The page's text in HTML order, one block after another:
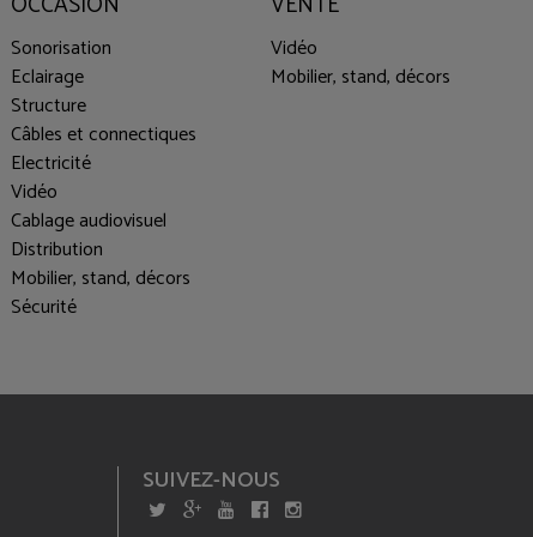
Sonorisation
Eclairage
Structure
Câbles et connectiques
Electricité
Vidéo
Cablage audiovisuel
Distribution
Mobilier, stand, décors
Sécurité
Vidéo
Mobilier, stand, décors
SUIVEZ-NOUS